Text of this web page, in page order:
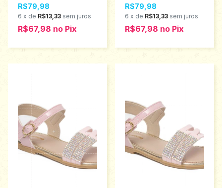
R$79,98
6 x de R$13,33 sem juros
R$67,98 no Pix
R$79,98
6 x de R$13,33 sem juros
R$67,98 no Pix